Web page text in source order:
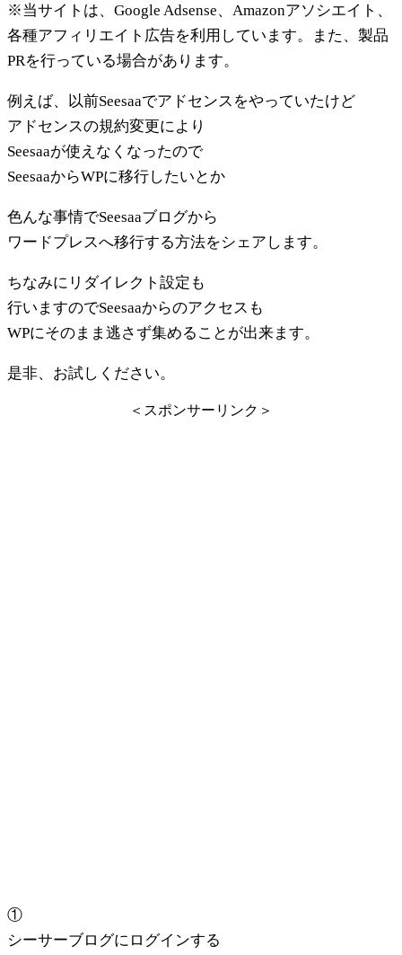
※当サイトは、Google Adsense、Amazonアソシエイト、
各種アフィリエイト広告を利用しています。また、製品
PRを行っている場合があります。
例えば、以前Seesaaでアドセンスをやっていたけど
アドセンスの規約変更により
Seesaaが使えなくなったので
SeesaaからWPに移行したいとか
色んな事情でSeesaaブログから
ワードプレスへ移行する方法をシェアします。
ちなみにリダイレクト設定も
行いますのでSeesaaからのアクセスも
WPにそのまま逃さず集めることが出来ます。
是非、お試しください。
＜スポンサーリンク＞
①
シーサーブログにログインする